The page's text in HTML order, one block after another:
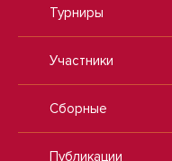
Турниры
Участники
Сборные
Публикации